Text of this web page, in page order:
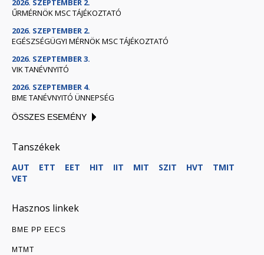
2026. SZEPTEMBER 2.
ŰRMÉRNÖK MSC TÁJÉKOZTATÓ
2026. SZEPTEMBER 2.
EGÉSZSÉGÜGYI MÉRNÖK MSC TÁJÉKOZTATÓ
2026. SZEPTEMBER 3.
VIK TANÉVNYITÓ
2026. SZEPTEMBER 4.
BME TANÉVNYITÓ ÜNNEPSÉG
ÖSSZES ESEMÉNY
Tanszékek
AUT ETT EET HIT IIT MIT SZIT HVT
TMIT
VET
Hasznos linkek
BME PP EECS
MTMT